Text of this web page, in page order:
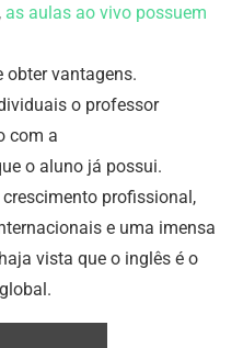
as aulas ao vivo possuem
obter vantagens.
o professor
com a
o aluno já possui.
crescimento profissional,
e uma imensa
vista que o inglês é o